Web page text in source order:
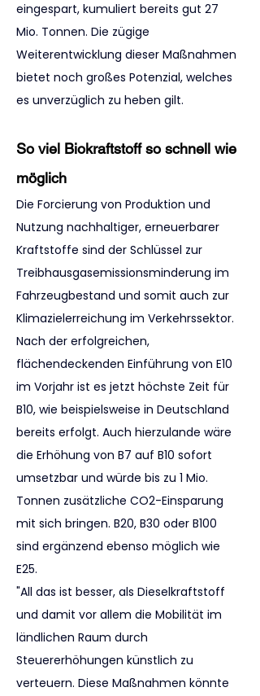
eingespart, kumuliert bereits gut 27
Mio. Tonnen. Die zügige
Weiterentwicklung dieser Maßnahmen
bietet noch großes Potenzial, welches
es unverzüglich zu heben gilt.
So viel Biokraftstoff so schnell wie
möglich
Die Forcierung von Produktion und
Nutzung nachhaltiger, erneuerbarer
Kraftstoffe sind der Schlüssel zur
Treibhausgasemissionsminderung im
Fahrzeugbestand und somit auch zur
Klimazielerreichung im Verkehrssektor.
Nach der erfolgreichen,
flächendeckenden Einführung von E10
im Vorjahr ist es jetzt höchste Zeit für
B10, wie beispielsweise in Deutschland
bereits erfolgt. Auch hierzulande wäre
die Erhöhung von B7 auf B10 sofort
umsetzbar und würde bis zu 1 Mio.
Tonnen zusätzliche CO2-Einsparung
mit sich bringen. B20, B30 oder B100
sind ergänzend ebenso möglich wie
E25.
"All das ist besser, als Dieselkraftstoff
und damit vor allem die Mobilität im
ländlichen Raum durch
Steuererhöhungen künstlich zu
verteuern. Diese Maßnahmen könnte